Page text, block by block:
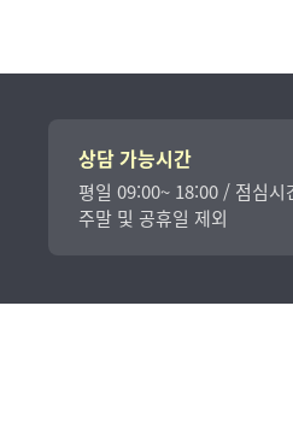
상담 가능시간
평일 09:00~ 18:00 / 점심
주말 및 공휴일 제외